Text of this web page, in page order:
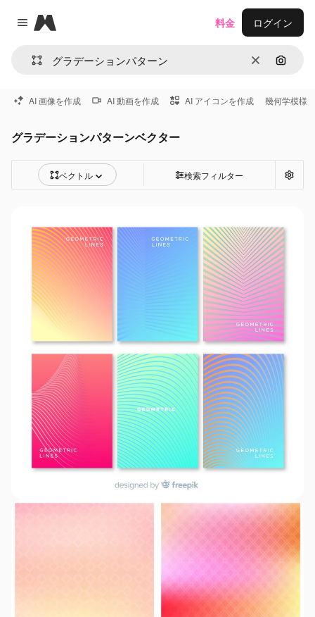
Close menu
Magnific
消去 画像で
料金 ログイン
AI 画像を作成 AI 動画を作成 AI アイコンを作成 幾何学模様
グラデーションパターンベクター
ベクトル 検索フィルター